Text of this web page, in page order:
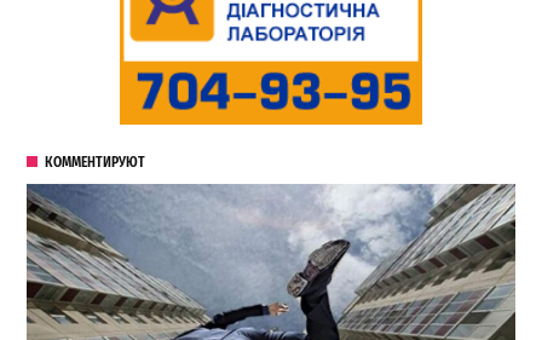
КОММЕНТИРУЮТ